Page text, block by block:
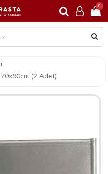
0
70x90cm (2 Adet)